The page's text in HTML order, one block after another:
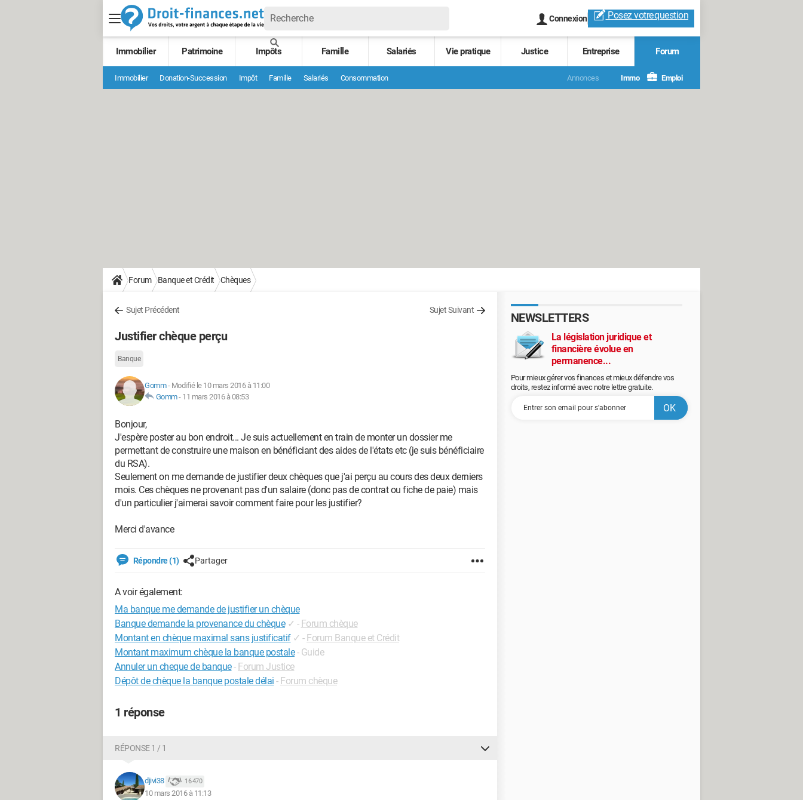
Connexion Posez votrequestion
Immobilier Patrimoine Impôts Famille Salariés Vie pratique Justice Entreprise Forum
Immobilier Donation-Succession Impôt Famille Salariés Consommation Annonces Immo Emploi
Forum Banque et Crédit Chèques
Sujet Précédent Sujet Suivant
Justifier chèque perçu
Banque
Gomm- Modifié le 10 mars 2016 à 11:00
Gomm- 11 mars 2016 à 08:53
Bonjour,
J'espère poster au bon endroit... Je suis actuellement en train de monter un dossier me
permettant de construire une maison en bénéficiant des aides de l'états etc (je suis bénéficiaire
du RSA).
Seulement on me demande de justifier deux chèques que j'ai perçu au cours des deux derniers
mois. Ces chèques ne provenant pas d'un salaire (donc pas de contrat ou fiche de paie) mais
d'un particulier j'aimerai savoir comment faire pour les justifier?
Merci d'avance
Répondre (1) Partager
A voir également:
Ma banque me demande de justifier un chèque
Banque demande la provenance du chèque ✓ - Forum chèque
Montant en chèque maximal sans justificatif ✓ - Forum Banque et Crédit
Montant maximum chèque la banque postale - Guide
Annuler un cheque de banque- Forum Justice
Dépôt de chèque la banque postale délai - Forum chèque
1 réponse
RÉPONSE 1 / 1
djivi38 16 470
10 mars 2016 à 11:13
NEWSLETTERS
La législation juridique et
financière évolue en
permanence...
Pour mieux gérer vos finances et mieux défendre vos
droits, restez informé avec notre lettre gratuite.